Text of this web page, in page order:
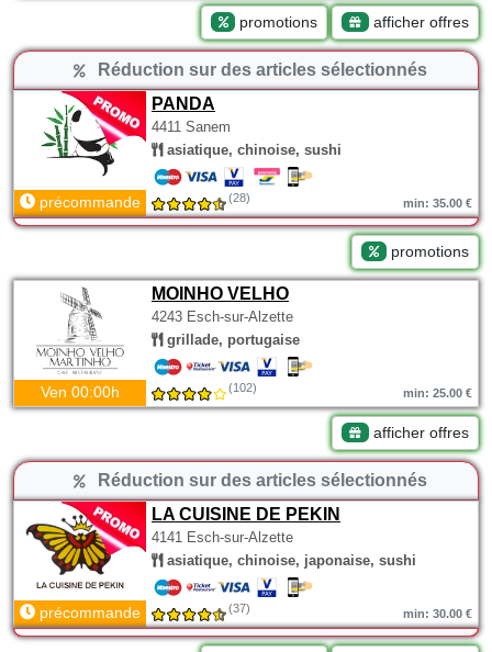
promotions afficher offres
Réduction sur des articles sélectionnés
PANDA
4411 Sanem
asiatique, chinoise, sushi
précommande (28) min: 35.00 €
promotions
MOINHO VELHO
4243 Esch-sur-Alzette
grillade, portugaise
Ven 00:00h (102) min: 25.00 €
afficher offres
Réduction sur des articles sélectionnés
LA CUISINE DE PEKIN
4141 Esch-sur-Alzette
asiatique, chinoise, japonaise, sushi
précommande (37) min: 30.00 €